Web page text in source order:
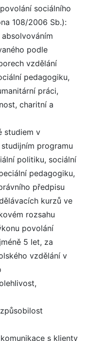
sociálního
108/2006 Sb.):
podle
vzdělání
pedagogiku,
práci,
charitní a
studiem v
programu
politiku, sociální
pedagogiku,
předpisu
kurzů ve
rozsahu
povolání
5 let, za
vzdělání v
s klienty